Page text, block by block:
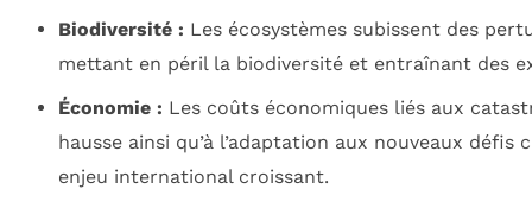
Biodiversité : Les écosystèmes subissent des
mettant en péril la biodiversité et entraînant des
Économie : Les coûts économiques liés aux
hausse ainsi qu’à l’adaptation aux nouveaux
enjeu international croissant.